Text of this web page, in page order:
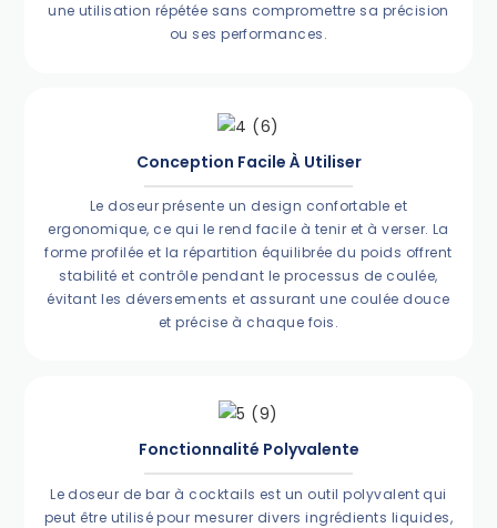
une utilisation répétée sans compromettre sa précision
ou ses performances.
Conception Facile À Utiliser
Le doseur présente un design confortable et
ergonomique, ce qui le rend facile à tenir et à verser. La
forme profilée et la répartition équilibrée du poids offrent
stabilité et contrôle pendant le processus de coulée,
évitant les déversements et assurant une coulée douce
et précise à chaque fois.
Fonctionnalité Polyvalente
Le doseur de bar à cocktails est un outil polyvalent qui
peut être utilisé pour mesurer divers ingrédients liquides,